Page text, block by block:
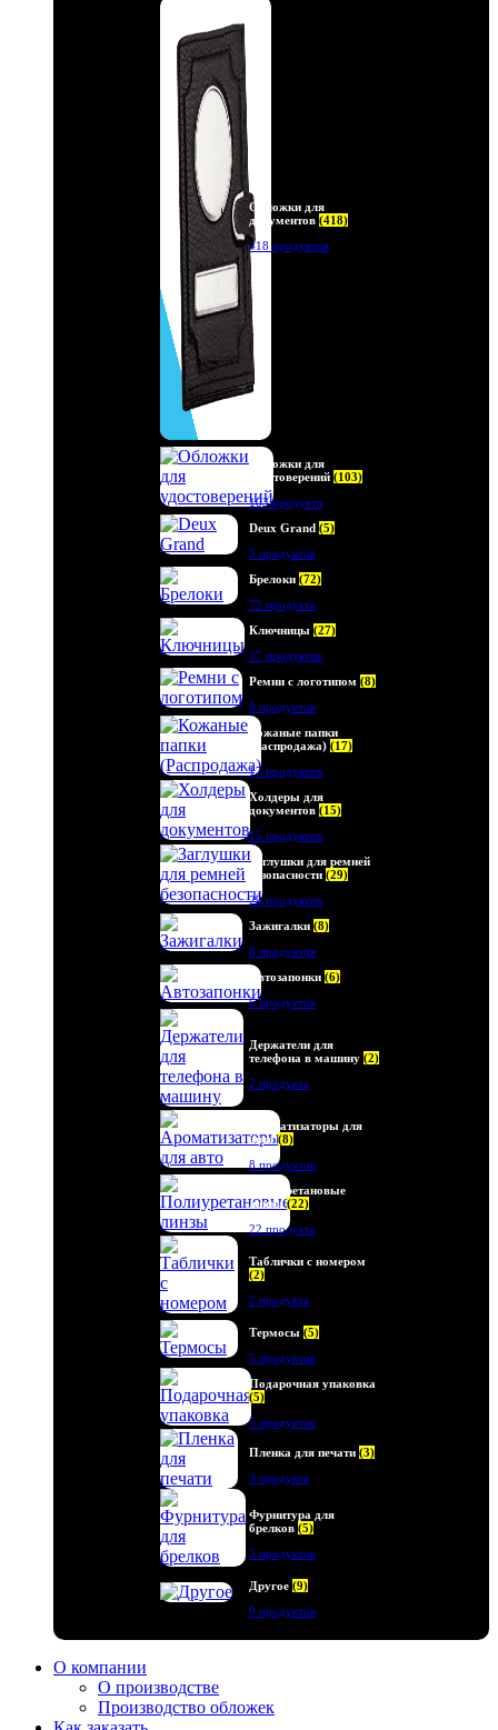
Обложки для
документов (418)
418 продуктов
Обложки для
удостоверений (103)
103 продукта
Deux Grand (5)
5 продуктов
Брелоки (72)
72 продукта
Ключницы (27)
27 продуктов
Ремни с логотипом (8)
8 продуктов
Кожаные папки
(Распродажа) (17)
17 продуктов
Холдеры для
документов (15)
15 продуктов
Заглушки для ремней
безопасности (29)
29 продуктов
Зажигалки (8)
8 продуктов
Автозапонки (6)
6 продуктов
Держатели для
телефона в машину (2)
2 продукта
Ароматизаторы для
авто(8)
8 продуктов
Полиуретановые
линзы(22)
22 продукта
Таблички с номером
(2)
2 продукта
Термосы (5)
5 продуктов
Подарочная упаковка
(5)
5 продуктов
Пленка для печати (3)
3 продукта
Фурнитура для
брелков (5)
5 продуктов
Другое (9)
9 продуктов
О компании
О производстве
Производство обложек